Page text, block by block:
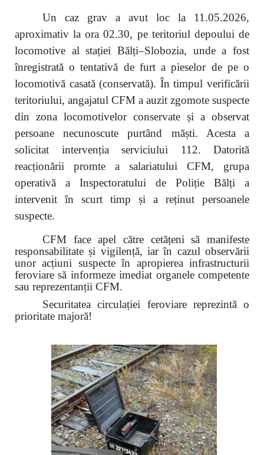
Un caz grav a avut loc la 11.05.2026,
aproximativ la ora 02.30, pe teritoriul depoului de
locomotive al stației Bălți–Slobozia, unde a fost
înregistrată o tentativă de furt a pieselor de pe o
locomotivă casată (conservată). În timpul verificării
teritoriului, angajatul CFM a auzit zgomote suspecte
din zona locomotivelor conservate și a observat
persoane necunoscute purtând măști. Acesta a
solicitat intervenția serviciului 112. Datorită
reacționării promte a salariatului CFM, grupa
operativă a Inspectoratului de Poliție Bălți a
intervenit în scurt timp și a reținut persoanele
suspecte.
CFM face apel către cetățeni să manifeste
responsabilitate și vigilență, iar în cazul observării
unor acțiuni suspecte în apropierea infrastructurii
feroviare să informeze imediat organele competente
sau reprezentanții CFM.
Securitatea circulației feroviare reprezintă o
prioritate majoră!